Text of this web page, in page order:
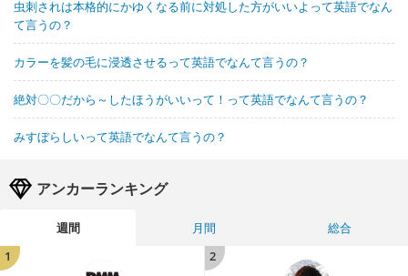
虫刺されは本格的にかゆくなる前に対処した方がいいよって英語でなん
て言うの？
カラーを髪の毛に浸透させるって英語でなんて言うの？
絶対〇〇だから～したほうがいいって！って英語でなんて言うの？
みすぼらしいって英語でなんて言うの？
アンカーランキング
週間 月間
総合
1
2